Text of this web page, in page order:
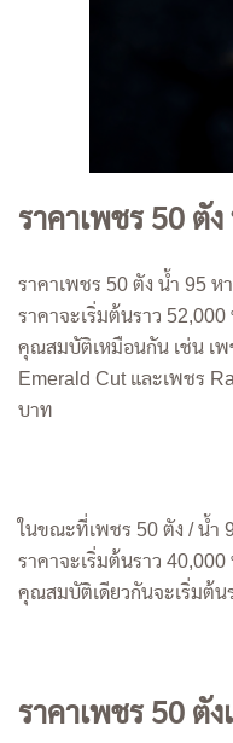
ราคาเพชร 50 ตัง
ราคาเพชร 50 ตัง น้ำ 95 ห
ราคาจะเริ่มต้นราว
คุณสมบัติเหมือนกัน เช่น เพ
Emerald Cut และเพชร
บาท
ในขณะที่เพชร 50 ตัง / น้ำ
ราคาจะเริ่มต้นราว
คุณสมบัติเดียวกันจะเริ่มต้น
ราคาเพชร 50 ตัง